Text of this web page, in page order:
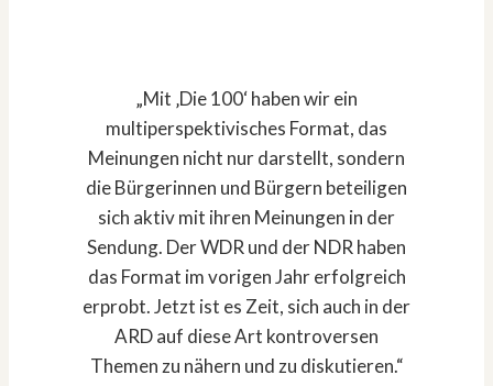
„Mit ‚Die 100‘ haben wir ein
multiperspektivisches Format, das
Meinungen nicht nur darstellt, sondern
die Bürgerinnen und Bürgern beteiligen
sich aktiv mit ihren Meinungen in der
Sendung. Der WDR und der NDR haben
das Format im vorigen Jahr erfolgreich
erprobt. Jetzt ist es Zeit, sich auch in der
ARD auf diese Art kontroversen
Themen zu nähern und zu diskutieren.“